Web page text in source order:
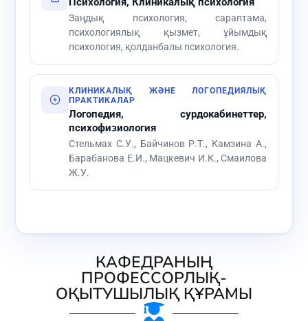
Заңдық психология, сараптама,
психологиялық қызмет, ұйымдық
психология, қолданбалы психология.
КЛИНИКАЛЫҚ ЖӘНЕ ЛОГОПЕДИЯЛЫҚ
ПРАКТИКАЛАР
Логопедия, сурдокабинеттер,
психофизиология
Стельмах С.У., Байчинов Р.Т., Камзина А.,
Барабанова Е.И., Мацкевич И.К., Смаилова
Ж.У.
КАФЕДРАНЫҢ
ПРОФЕССОРЛЫҚ-
ОҚЫТУШЫЛЫҚ ҚҰРАМЫ